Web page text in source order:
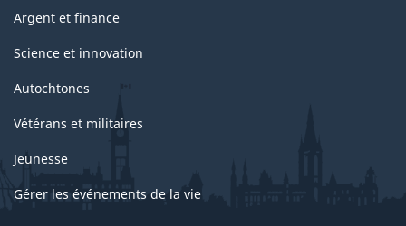
Argent et finance
Science et innovation
Autochtones
Vétérans et militaires
Jeunesse
Gérer les événements de la vie